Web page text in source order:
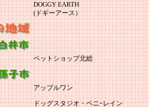
DOGGY EARTH
(ドギーアース）
ペットショップ北総
アップルワン
ドッグスタジオ・ペニｰレイン